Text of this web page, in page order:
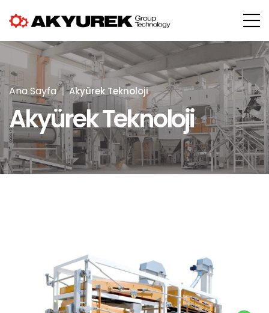
Ana Sayfa Akyürek Teknoloji
Akyürek Teknoloji